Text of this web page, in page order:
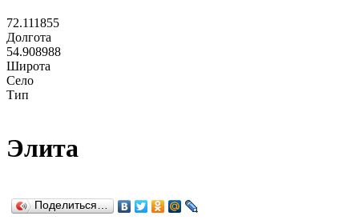
72.111855
Долгота
54.908988
Широта
Село
Тип
Элита
Поделиться…